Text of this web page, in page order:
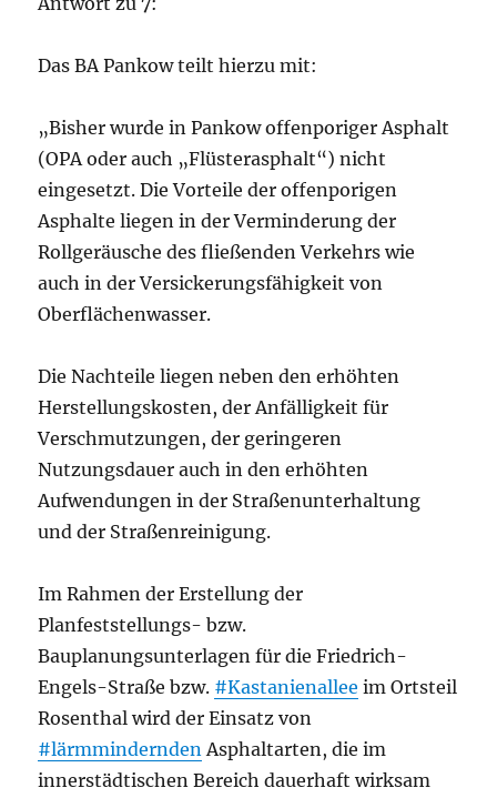
Das BA Pankow teilt hierzu mit:
„Bisher wurde in Pankow offenporiger Asphalt
(OPA oder auch „Flüsterasphalt“) nicht
eingesetzt. Die Vorteile der offenporigen
Asphalte liegen in der Verminderung der
Rollgeräusche des fließenden Verkehrs wie
auch in der Versickerungsfähigkeit von
Oberflächenwasser.
Die Nachteile liegen neben den erhöhten
Herstellungskosten, der Anfälligkeit für
Verschmutzungen, der geringeren
Nutzungsdauer auch in den erhöhten
Aufwendungen in der Straßenunterhaltung
und der Straßenreinigung.
Im Rahmen der Erstellung der
Planfeststellungs- bzw.
Bauplanungsunterlagen für die Friedrich-
Engels-Straße bzw. #Kastanienallee im Ortsteil
Rosenthal wird der Einsatz von
#lärmminderndenAsphaltarten, die im
innerstädtischen Bereich dauerhaft wirksam